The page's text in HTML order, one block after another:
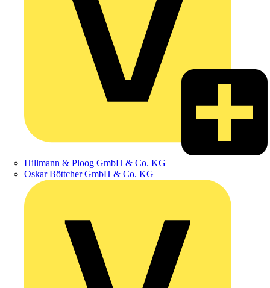
Hillmann & Ploog GmbH & Co. KG
Oskar Böttcher GmbH & Co. KG